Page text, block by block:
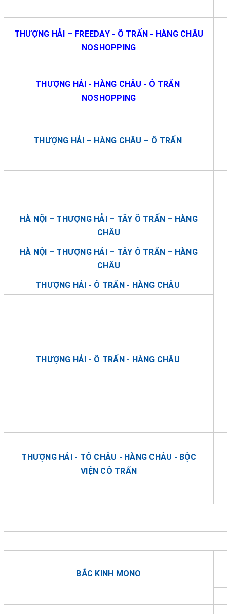
THƯỢNG HẢI – FREEDAY - Ô TRẤN - HÀNG CHÂU
NOSHOPPING
THƯỢNG HẢI - HÀNG CHÂU - Ô TRẤN
NOSHOPPING
THƯỢNG HẢI – HÀNG CHÂU – Ô TRẤN
HÀ NỘI – THƯỢNG HẢI – TÂY Ô TRẤN – HÀNG
CHÂU
HÀ NỘI – THƯỢNG HẢI – TÂY Ô TRẤN – HÀNG
CHÂU
THƯỢNG HẢI - Ô TRẤN - HÀNG CHÂU
THƯỢNG HẢI - Ô TRẤN - HÀNG CHÂU
THƯỢNG HẢI - TÔ CHÂU - HÀNG CHÂU - BỘC
VIỆN CÔ TRẤN
BẮC KINH MONO